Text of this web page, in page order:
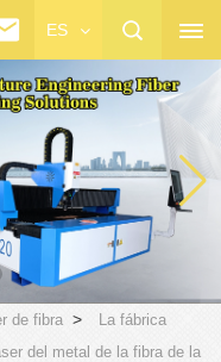
ES
de fibra >
La fábrica
del metal de la fibra de la